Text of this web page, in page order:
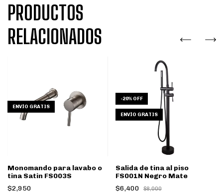
PRODUCTOS
RELACIONADOS
ENVÍO GRATIS
Monomando para lavabo o
tina Satin FS003S
$2,950
-20% OFF
ENVÍO GRATIS
Salida de tina al piso
FS001N Negro Mate
$6,400
$8,000